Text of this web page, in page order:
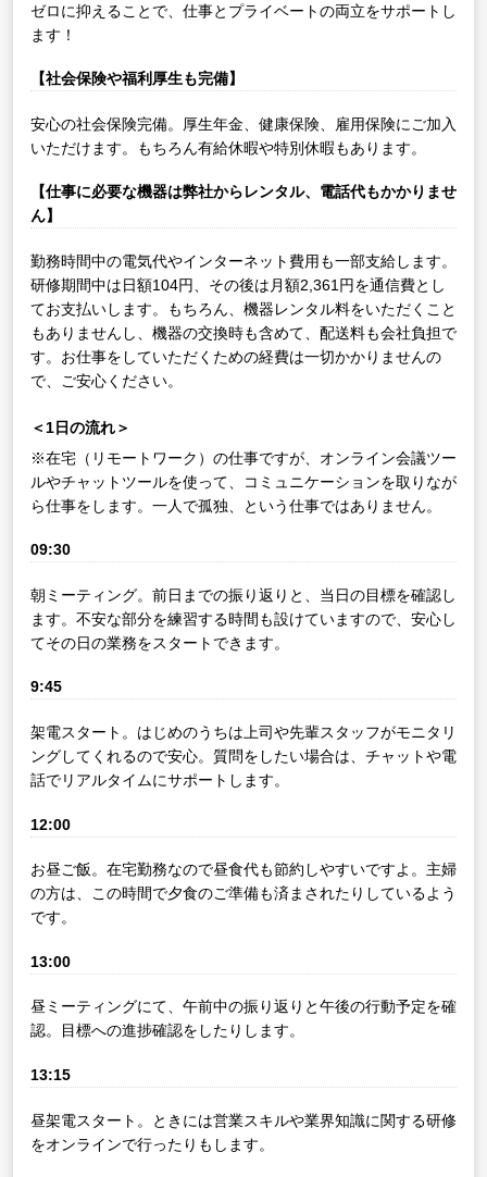
ゼロに抑えることで、仕事とプライベートの両立をサポートし
ます！
【社会保険や福利厚生も完備】
安心の社会保険完備。厚生年金、健康保険、雇用保険にご加入
いただけます。もちろん有給休暇や特別休暇もあります。
【仕事に必要な機器は弊社からレンタル、電話代もかかりませ
ん】
勤務時間中の電気代やインターネット費用も一部支給します。
研修期間中は日額104円、その後は月額2,361円を通信費とし
てお支払いします。もちろん、機器レンタル料をいただくこと
もありませんし、機器の交換時も含めて、配送料も会社負担で
す。お仕事をしていただくための経費は一切かかりませんの
で、ご安心ください。
＜1日の流れ＞
※在宅（リモートワーク）の仕事ですが、オンライン会議ツー
ルやチャットツールを使って、コミュニケーションを取りなが
ら仕事をします。一人で孤独、という仕事ではありません。
09:30
朝ミーティング。前日までの振り返りと、当日の目標を確認し
ます。不安な部分を練習する時間も設けていますので、安心し
てその日の業務をスタートできます。
9:45
架電スタート。はじめのうちは上司や先輩スタッフがモニタリ
ングしてくれるので安心。質問をしたい場合は、チャットや電
話でリアルタイムにサポートします。
12:00
お昼ご飯。在宅勤務なので昼食代も節約しやすいですよ。主婦
の方は、この時間で夕食のご準備も済まされたりしているよう
です。
13:00
昼ミーティングにて、午前中の振り返りと午後の行動予定を確
認。目標への進捗確認をしたりします。
13:15
昼架電スタート。ときには営業スキルや業界知識に関する研修
をオンラインで行ったりもします。